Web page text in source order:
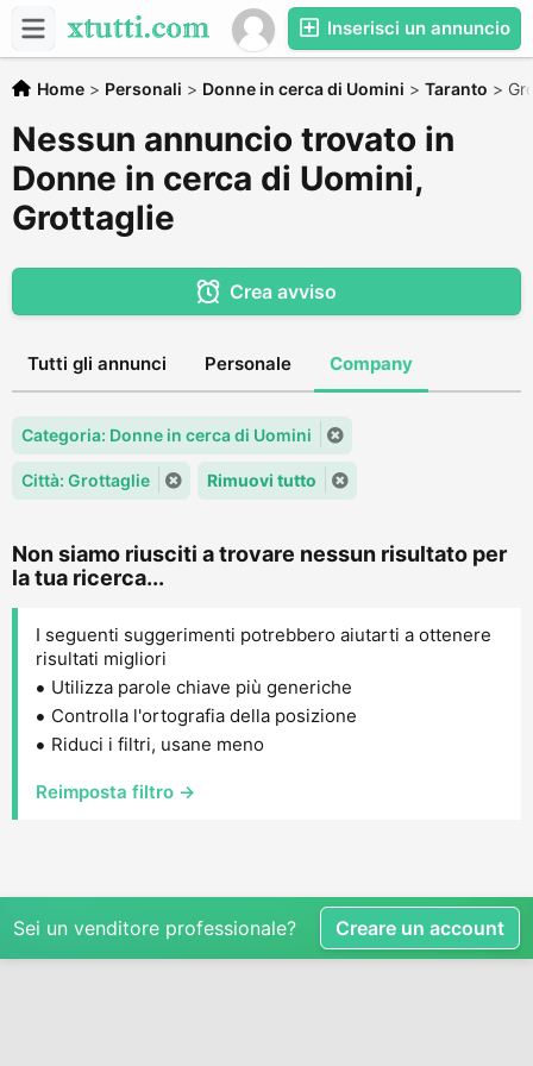
Inserisci un annuncio
Home > Personali > Donne in cerca di Uomini > Taranto >
Nessun annuncio trovato in
Donne in cerca di Uomini,
Grottaglie
Crea avviso
Tutti gli annunci Personale Company
Categoria: Donne in cerca di Uomini
Città: Grottaglie Rimuovi tutto
Non siamo riusciti a trovare nessun risultato per
la tua ricerca...
I seguenti suggerimenti potrebbero aiutarti a ottenere
risultati migliori
Utilizza parole chiave più generiche
Controlla l'ortografia della posizione
Riduci i filtri, usane meno
Reimposta filtro →
Sei un venditore professionale? Creare un account